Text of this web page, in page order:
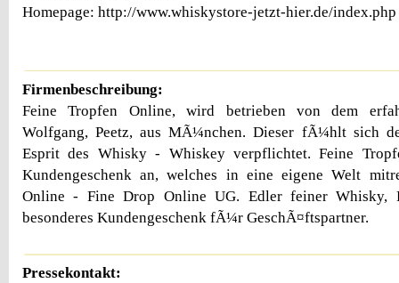
Homepage: http://www.whiskystore-jetzt-hier.de/index.php
Firmenbeschreibung:
Feine Tropfen Online, wird betrieben von dem
Wolfgang, Peetz, aus MÃ¼nchen. Dieser fÃ¼hlt sich
Esprit des Whisky - Whiskey verpflichtet. Feine
Kundengeschenk an, welches in eine eigene Welt
Online - Fine Drop Online UG. Edler feiner Whisky,
besonderes Kundengeschenk fÃ¼r GeschÃ¤ftspartner.
Pressekontakt: